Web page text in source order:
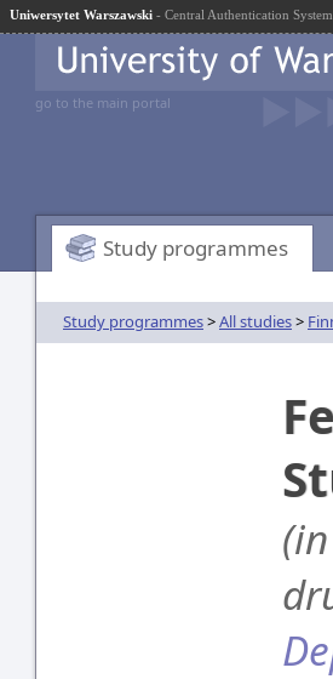
Uniwersytet Warszawski - Central Authentication System
go to the main portal
Study programmes
Study programmes>All studies>